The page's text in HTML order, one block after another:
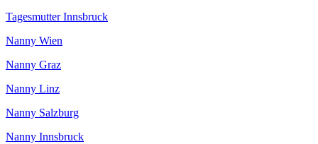
Tagesmutter Innsbruck
Nanny Wien
Nanny Graz
Nanny Linz
Nanny Salzburg
Nanny Innsbruck